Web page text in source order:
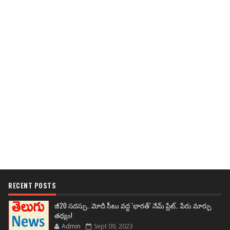
RECENT POSTS
జీ20 సదస్సు.. మోదీ సీటు వద్ద ‘భారత్’ నేమ్ ప్లేట్‌.. పేరు మార్పు
తథ్యం!
Admin Sept 09, 2023